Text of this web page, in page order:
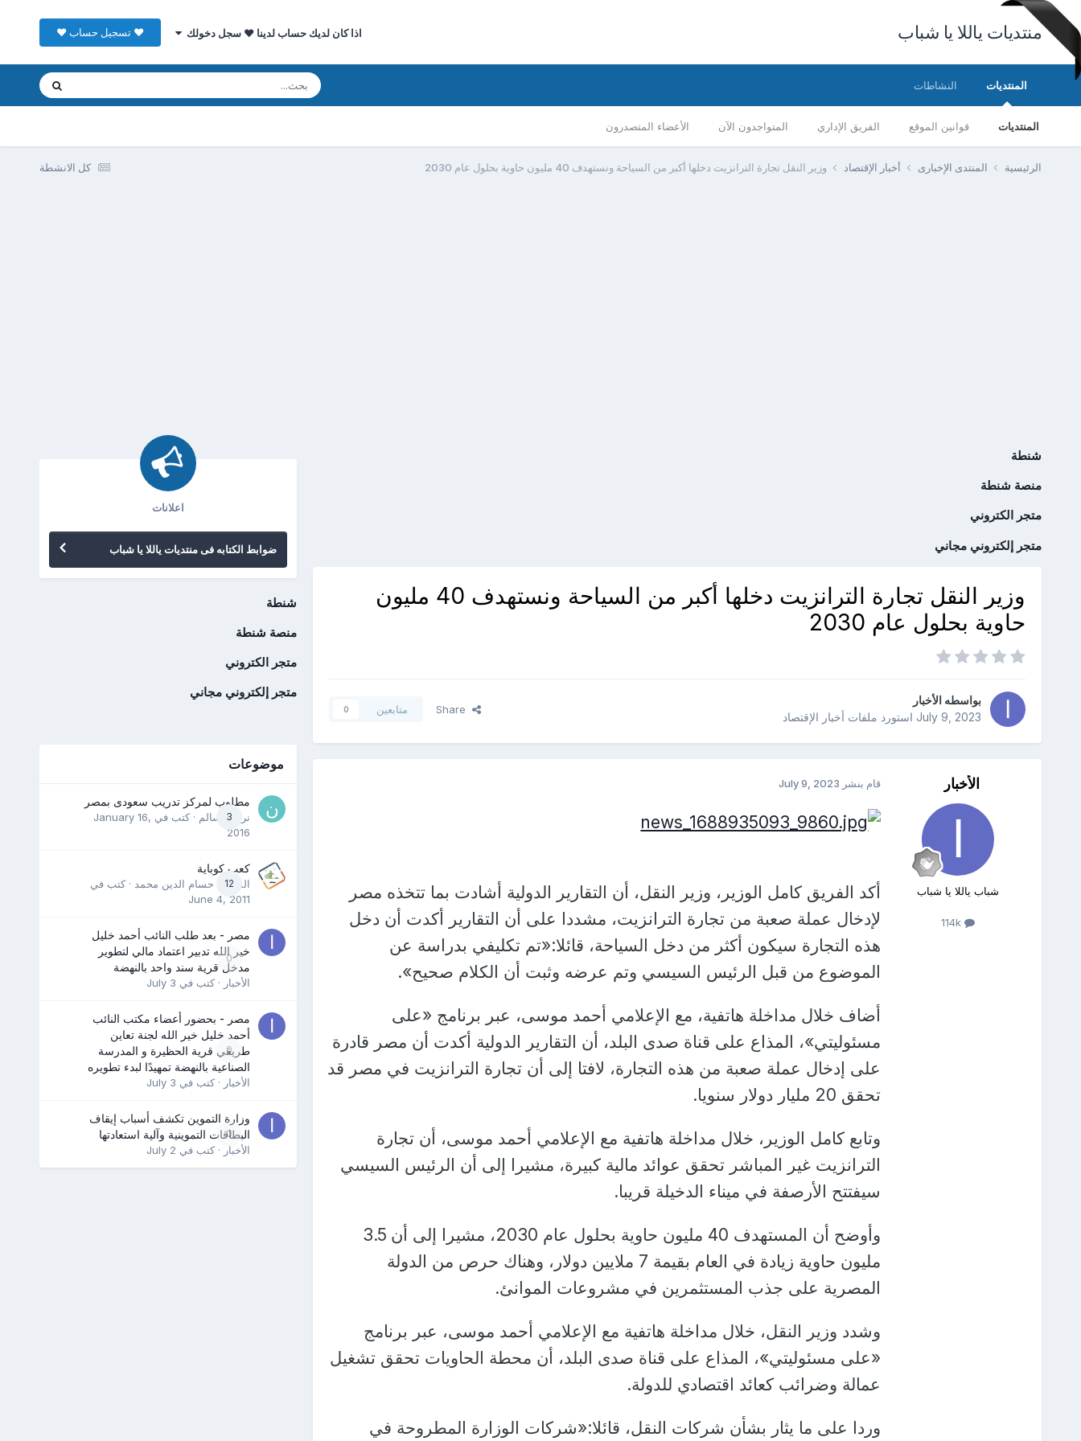
منتديات ياللا يا شباب اذا كان لديك حساب لدينا ♥ سجل دخولك ♥ تسجيل حساب ♥
المنتديات
المنتديات قوانين الموقع الفريق الإداري المتواجدون الآن الأعضاء المتصدرون
النشاطات
كل الانشطة الرئيسية المنتدى الإخبارى أخبار الإقتصاد وزير النقل تجارة الترانزيت دخلها أكبر من السياحة ونستهدف 40 مليون حاوية بحلول عام 2030
شنطة
منصة شنطة
متجر الكتروني
متجر إلكتروني مجاني
وزير النقل تجارة الترانزيت دخلها أكبر من السياحة ونستهدف 40 مليون
حاوية بحلول عام 2030
بواسطه الأخبار
July 9, 2023استورد ملفات أخبار الإقتصاد
Share متابعين 0
الأخبار
شباب ياللا يا شباب
114k
قام بنشر July 9, 2023
أكد الفريق كامل الوزير، وزير النقل، أن التقارير الدولية أشادت بما تتخذه مصر
لإدخال عملة صعبة من تجارة الترانزيت، مشددا على أن التقارير أكدت أن دخل
هذه التجارة سيكون أكثر من دخل السياحة، قائلا:«تم تكليفي بدراسة عن
الموضوع من قبل الرئيس السيسي وتم عرضه وثبت أن الكلام صحيح».
أضاف خلال مداخلة هاتفية، مع الإعلامي أحمد موسى، عبر برنامج «على
مسئوليتي»، المذاع على قناة صدى البلد، أن التقارير الدولية أكدت أن مصر قادرة
على إدخال عملة صعبة من هذه التجارة، لافتا إلى أن تجارة الترانزيت في مصر قد
تحقق 20 مليار دولار سنويا.
وتابع كامل الوزير، خلال مداخلة هاتفية مع الإعلامي أحمد موسى، أن تجارة
الترانزيت غير المباشر تحقق عوائد مالية كبيرة، مشيرا إلى أن الرئيس السيسي
سيفتتح الأرصفة في ميناء الدخيلة قريبا.
وأوضح أن المستهدف 40 مليون حاوية بحلول عام 2030، مشيرا إلى أن 3.5
مليون حاوية زيادة في العام بقيمة 7 ملايين دولار، وهناك حرص من الدولة
المصرية على جذب المستثمرين في مشروعات الموانئ.
وشدد وزير النقل، خلال مداخلة هاتفية مع الإعلامي أحمد موسى، عبر برنامج
«على مسئوليتي»، المذاع على قناة صدى البلد، أن محطة الحاويات تحقق تشغيل
عمالة وضرائب كعائد اقتصادي للدولة.
وردا على ما يثار بشأن شركات النقل، قائلا:«شركات الوزارة المطروحة في
اعلانات
ضوابط الكتابه فى منتديات ياللا يا شباب
شنطة
منصة شنطة
متجر الكتروني
متجر إلكتروني مجاني
موضوعات
3
مطلوب لمركز تدريب سعودى بمصر
نرمين سالم · كتب في January 16,
2016
12
كعب كوباية
المدرب حسام الدين محمد · كتب في
June 4, 2011
0
مصر - بعد طلب النائب أحمد خليل
خير الله تدبير اعتماد مالي لتطوير
مدخل قرية سند واحد بالنهضة
الأخبار · كتب في July 3
0
مصر - بحضور أعضاء مكتب النائب
أحمد خليل خير الله لجنة تعاين
طريقي قرية الحظيرة و المدرسة
الصناعية بالنهضة تمهيدًا لبدء تطويره
الأخبار · كتب في July 3
0
وزارة التموين تكشف أسباب إيقاف
البطاقات التموينية وآلية استعادتها
الأخبار · كتب في July 2